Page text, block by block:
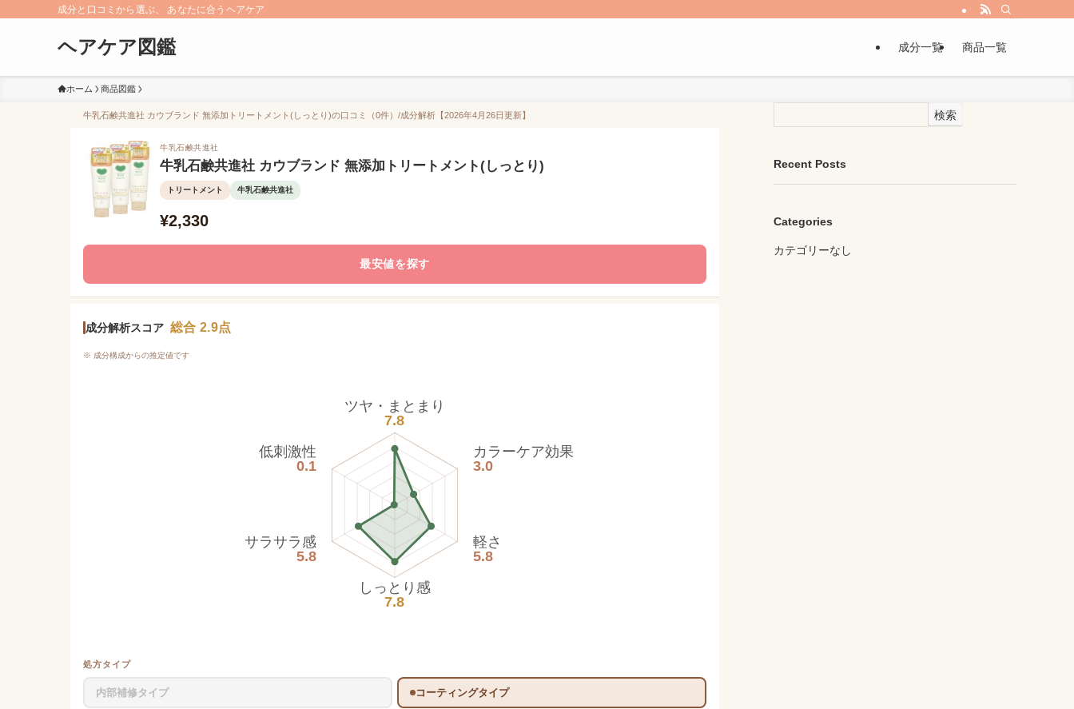
成分と口コミから選ぶ、 あなたに合うヘアケア
ヘアケア図鑑 成分一覧 商品一覧
ホーム 商品図鑑
牛乳石鹸共進社 カウブランド 無添加トリートメント(しっとり)の口コミ（0件）/成分解析【2026年4月26日更新】
牛乳石鹸共進社
牛乳石鹸共進社 カウブランド 無添加トリートメント(しっとり)
トリートメント 牛乳石鹸共進社
¥2,330
最安値を探す
成分解析スコア 総合 2.9点
※ 成分構成からの推定値です
ツヤ・まとまり
7.8
カラーケア効果
3.0
軽さ
5.8
しっとり感
7.8
サラサラ感
5.8
低刺激性
0.1
処方タイプ
内部補修タイプ コーティングタイプ
検索
Recent Posts
Categories
カテゴリーなし